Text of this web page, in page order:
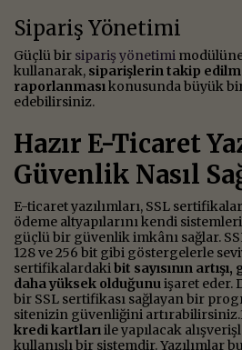
Sipariş Yönetimi
Güçlü bir sipariş yönetimi
kullanarak, siparişlerin takip
raporlanmasıkonusunda büyük
edebilirsiniz.
Hazır E-Ticaret
Güvenlik Nasıl
E-ticaret yazılımları, SSL
ödeme altyapılarını kendi
güçlü bir güvenlik imkânı sağlar.
128 ve 256 bit gibi göstergelerle
sertifikalardakibit sayısının
daha yüksek olduğunuişaret eder.
bir SSL sertifikası sağlayan bir
sitenizin güvenliğini
kredi kartlarıile yapılacak
kullanışlı bir sistemdir. Yazılımlar